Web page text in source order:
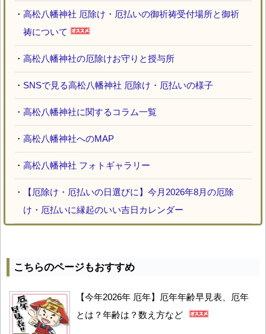
・ 高松八幡神社 厄除け・厄払いの御祈祷受付場所と御祈
祷について
・ 高松八幡神社の厄除けお守りと授与所
・ SNSで見る高松八幡神社 厄除け・厄払いの様子
・ 高松八幡神社に関するコラム一覧
・ 高松八幡神社へのMAP
・ 高松八幡神社 フォトギャラリー
・
【厄除け・厄払いの日選びに】今月2026年8月の厄除
け・厄払いに縁起のいい吉日カレンダー
こちらのページもおすすめ
【今年2026年 厄年】厄年年齢早見表、厄年
とは？年齢は？数え方など